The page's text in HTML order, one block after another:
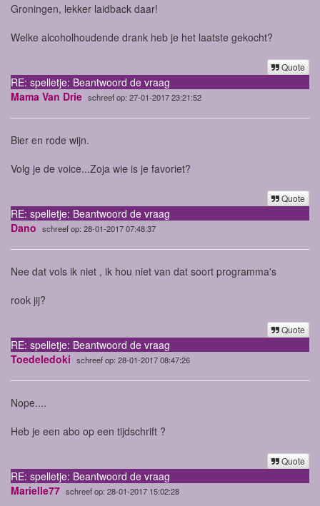
Groningen, lekker laidback daar!
Welke alcoholhoudende drank heb je het laatste gekocht?
Quote
RE: spelletje: Beantwoord de vraag
Mama Van Drie schreef op: 27-01-2017 23:21:52
Bier en rode wijn.
Volg je de voice...Zoja wie is je favoriet?
Quote
RE: spelletje: Beantwoord de vraag
Dano schreef op: 28-01-2017 07:48:37
Nee dat vols ik niet , ik hou niet van dat soort programma's
rook jij?
Quote
RE: spelletje: Beantwoord de vraag
Toedeledoki schreef op: 28-01-2017 08:47:26
Nope....
Heb je een abo op een tijdschrift ?
Quote
RE: spelletje: Beantwoord de vraag
Marielle77 schreef op: 28-01-2017 15:02:28